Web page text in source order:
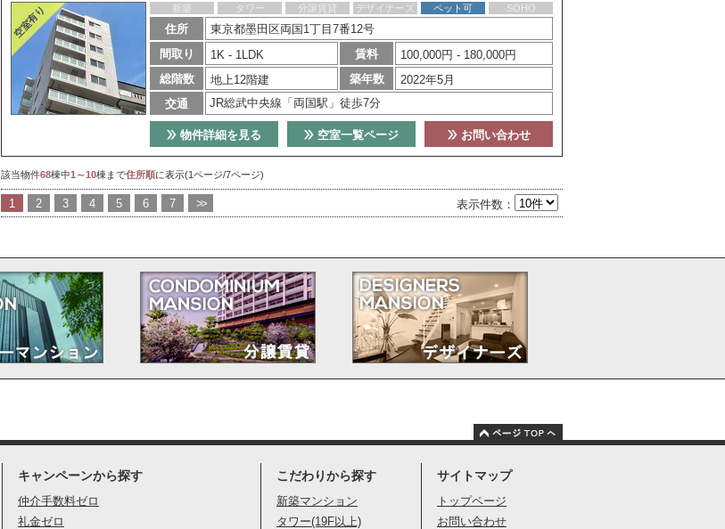
新築 タワー 分譲賃貸 デザイナーズ ペット可 SOHO
住所
東京都墨田区両国1丁目7番12号
間取り
1K - 1LDK 賃料
100,000円 - 180,000円
総階数
地上12階建 築年数
2022年5月
交通
JR総武中央線「両国駅」徒歩7分
お問い合わせ
空室一覧ページ
物件詳細を見る
該当物件68棟中1～10棟まで住所順に表示(1ページ/7ページ)
1 2 3 4 5 6 7 >> 表示件数：
キャンペーンから探す
仲介手数料ゼロ
礼金ゼロ
こだわりから探す
新築マンション
タワー(19F以上)
サイトマップ
トップページ
お問い合わせ